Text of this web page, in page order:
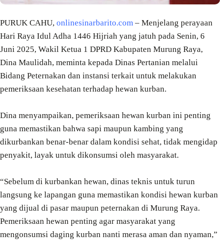
PURUK CAHU, onlinesinarbarito.com – Menjelang perayaan
Hari Raya Idul Adha 1446 Hijriah yang jatuh pada Senin, 6
Juni 2025, Wakil Ketua 1 DPRD Kabupaten Murung Raya,
Dina Maulidah, meminta kepada Dinas Pertanian melalui
Bidang Peternakan dan instansi terkait untuk melakukan
pemeriksaan kesehatan terhadap hewan kurban.
Dina menyampaikan, pemeriksaan hewan kurban ini penting
guna memastikan bahwa sapi maupun kambing yang
dikurbankan benar-benar dalam kondisi sehat, tidak mengidap
penyakit, layak untuk dikonsumsi oleh masyarakat.
“Sebelum di kurbankan hewan, dinas teknis untuk turun
langsung ke lapangan guna memastikan kondisi hewan kurban
yang dijual di pasar maupun peternakan di Murung Raya.
Pemeriksaan hewan penting agar masyarakat yang
mengonsumsi daging kurban nanti merasa aman dan nyaman,”